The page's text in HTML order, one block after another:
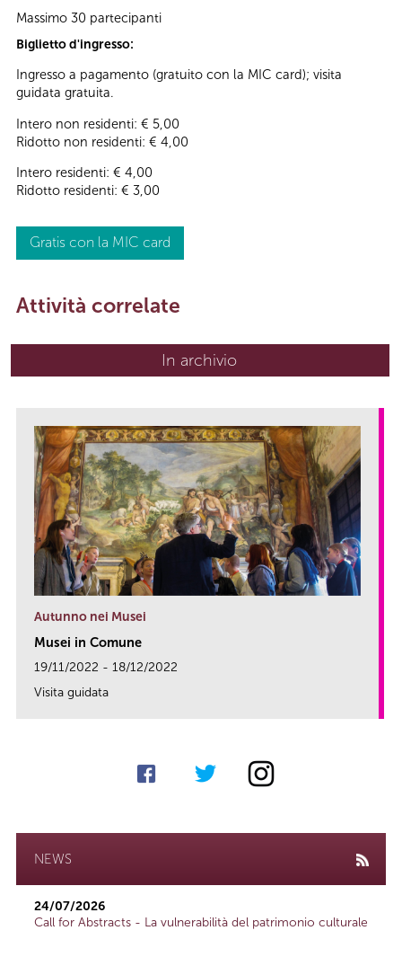
Massimo 30 partecipanti
Biglietto d'ingresso:
Ingresso a pagamento (gratuito con la MIC card); visita
guidata gratuita.
Intero non residenti: € 5,00
Ridotto non residenti: € 4,00
Intero residenti: € 4,00
Ridotto residenti: € 3,00
Gratis con la MIC card
Attività correlate
In archivio
Autunno nei Musei
Musei in Comune
19/11/2022 - 18/12/2022
Visita guidata
NEWS
24/07/2026
Call for Abstracts - La vulnerabilità del patrimonio culturale